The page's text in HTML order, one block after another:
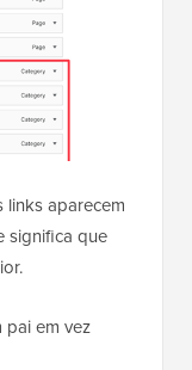
aparecem
significa que
pai em vez